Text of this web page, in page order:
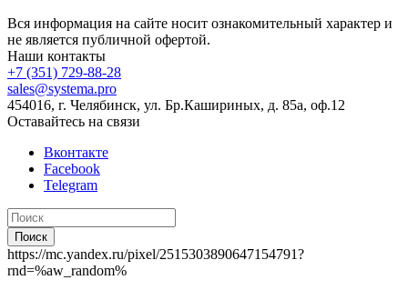
Вся информация на сайте носит ознакомительный характер и
не является публичной офертой.
Наши контакты
+7 (351) 729-88-28
sales@systema.pro
454016, г. Челябинск, ул. Бр.Кашириных, д. 85а, оф.12
Оставайтесь на связи
Вконтакте
Facebook
Telegram
Поиск
https://mc.yandex.ru/pixel/2515303890647154791?
rnd=%aw_random%